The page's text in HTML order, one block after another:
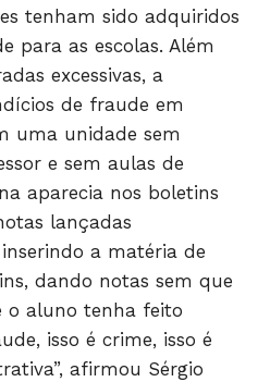
tenham sido adquiridos
para as escolas. Além
excessivas, a
de fraude em
uma unidade sem
e sem aulas de
aparecia nos boletins
lançadas
a matéria de
dando notas sem que
o aluno tenha feito
isso é crime, isso é
afirmou Sérgio